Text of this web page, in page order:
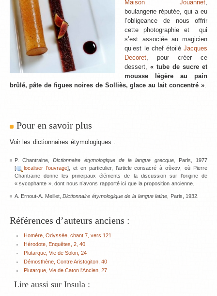
Maison Jouannet,
boulangerie réputée, qui a eu
l’obligeance de nous offrir
cette photographie et qui
s’est associée au magicien
qu’est le chef étoiléJacques
Decoret, pour créer ce
dessert,« tube de sucre et
mousse légère au pain
brûlé, pâte de figues noires de Solliès, glace au lait concentré ».
Pour en savoir plus
Voir les dictionnaires étymologiques :
P. Chantraine,Dictionnaire étymologique de la langue grecque,
Paris, 1977
[
localiser l’ouvrage], et en particulier, l’article consacré à σῦκον, où Pierre
Chantraine donne les principaux éléments de la discussion sur l’origine de
« sycophante », dont nous n’avons rapporté ici que la proposition ancienne.
A. Ernout-A. Meillet,Dictionnaire étymologique de la langue latine, Paris, 1932.
Références d’auteurs anciens :
Homère, Odyssée, chant 7, vers 121
Hérodote, Enquêtes, 2, 40
Plutarque, Vie de Solon, 24
Démosthène, Contre Aristogiton, 40
Plutarque, Vie de Caton l'Ancien, 27
Lire aussi sur Insula :